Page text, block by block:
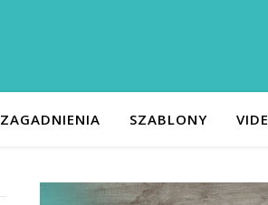
ZAGADNIENIA SZABLONY